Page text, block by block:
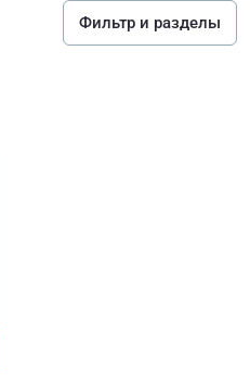
Фильтр и разделы